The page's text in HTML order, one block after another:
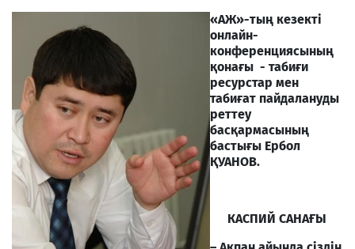
«АЖ»-тың кезекті
онлайн-
конференциясының
қонағы - табиғи
ресурстар мен
табиғат пайдалануды
реттеу
басқармасының
бастығы Ербол
ҚУАНОВ.
КАСПИЙ САНАҒЫ